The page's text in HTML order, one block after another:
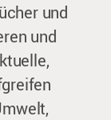
und
und